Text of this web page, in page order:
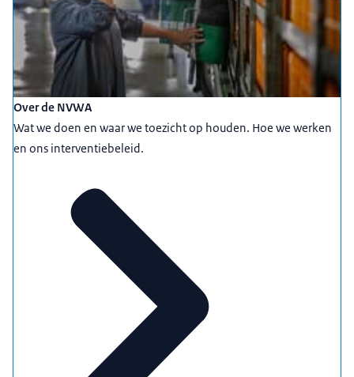
Over de NVWA
Wat we doen en waar we toezicht op houden. Hoe we werken
en ons interventiebeleid.